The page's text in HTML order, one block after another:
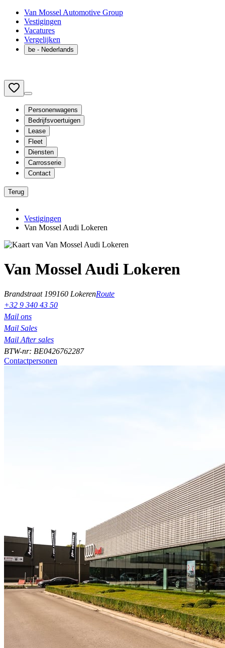
Van Mossel Automotive Group
Vestigingen
Vacatures
Vergelijken
be - Nederlands
Personenwagens
Bedrijfsvoertuigen
Lease
Fleet
Diensten
Carrosserie
Contact
Terug
Vestigingen
Van Mossel Audi Lokeren
Van Mossel Audi Lokeren
Brandstraat 199160 LokerenRoute
+32 9 340 43 50
Mail ons
Mail Sales
Mail After sales
BTW-nr: BE0426762287
Contactpersonen